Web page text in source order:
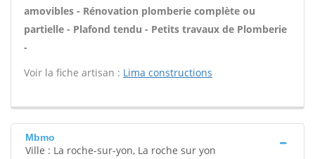
amovibles - Rénovation plomberie complète ou
partielle - Plafond tendu - Petits travaux de Plomberie
-
Voir la fiche artisan : Lima constructions
Mbmo
Ville : La roche-sur-yon, La roche sur yon